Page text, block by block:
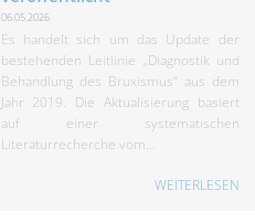
06.05.2026
Es handelt sich um das Update der
bestehenden Leitlinie „Diagnostik und
Behandlung des Bruxismus“ aus dem
Jahr 2019. Die Aktualisierung basiert
auf einer systematischen
Literaturrecherche vom...
WEITERLESEN